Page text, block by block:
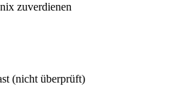
zuverdienen
(nicht überprüft)